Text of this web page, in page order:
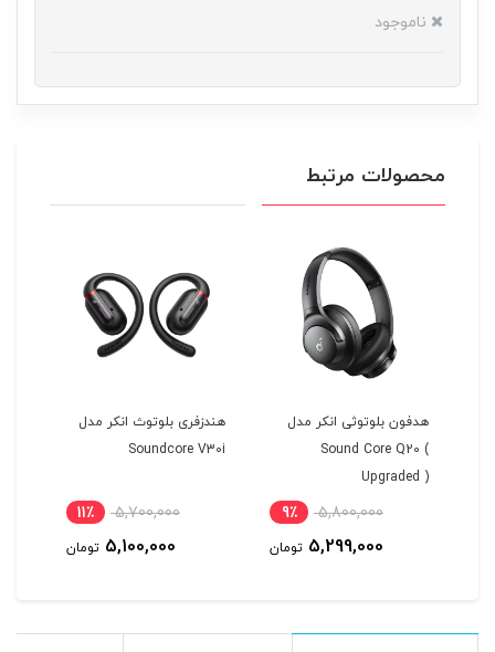
ناموجود
محصولات مرتبط
هدفون بلوتوثی انکر مدل
Sound Core Q20 (
Upgraded )
5,800,000 9٪
5,299,000 تومان
هندزفری بلوتوث انکر مدل
Soundcore V30i
5,700,000 11٪
5,100,000 تومان